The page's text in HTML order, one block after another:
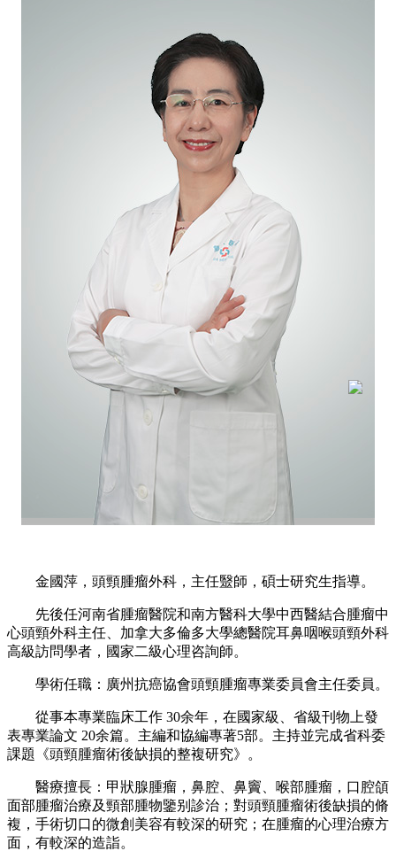
金國萍，頭頸腫瘤外科，主任毉師，碩士研究生指導。
先後任河南省腫瘤醫院和南方醫科大學中西醫結合腫瘤中
心頭頸外科主任、加拿大多倫多大學總醫院耳鼻咽喉頭頸外科
高級訪問學者，國家二級心理咨詢師。
學術任職：廣州抗癌協會頭頸腫瘤專業委員會主任委員。
從事本專業臨床工作 30余年，在國家級、省級刊物上發
表專業論文 20余篇。主編和協編專著5部。主持並完成省科委
課題《頭頸腫瘤術後缺損的整複研究》。
醫療擅長：甲狀腺腫瘤，鼻腔、鼻竇、喉部腫瘤，口腔頜
面部腫瘤治療及頸部腫物鑒别診治；對頭頸腫瘤術後缺損的脩
複，手術切口的微創美容有較深的研究；在腫瘤的心理治療方
面，有較深的造詣。